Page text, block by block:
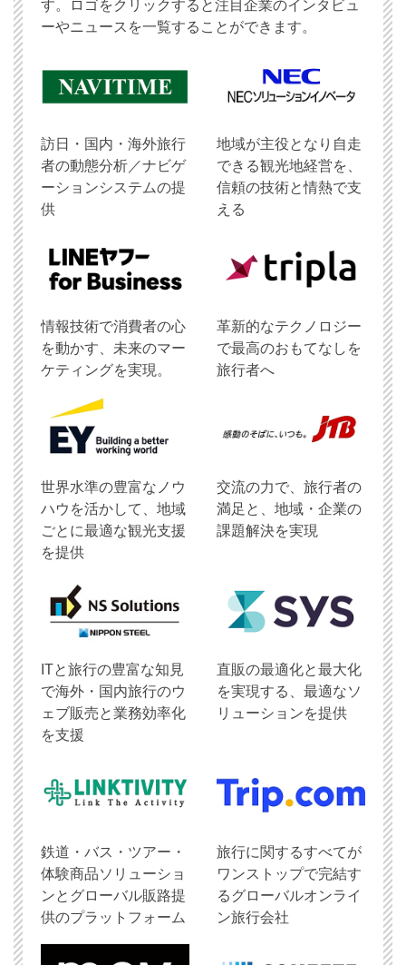
す。ロゴをクリックすると注目企業のインタビュ
ーやニュースを一覧することができます。
訪日・国内・海外旅行
者の動態分析／ナビゲ
ーションシステムの提
供
地域が主役となり自走
できる観光地経営を、
信頼の技術と情熱で支
える
情報技術で消費者の心
を動かす、未来のマー
ケティングを実現。
革新的なテクノロジー
で最高のおもてなしを
旅行者へ
世界水準の豊富なノウ
ハウを活かして、地域
ごとに最適な観光支援
を提供
交流の力で、旅行者の
満足と、地域・企業の
課題解決を実現
ITと旅行の豊富な知見
で海外・国内旅行のウ
ェブ販売と業務効率化
を支援
直販の最適化と最大化
を実現する、最適なソ
リューションを提供
鉄道・バス・ツアー・
体験商品ソリューショ
ンとグローバル販路提
供のプラットフォーム
旅行に関するすべてが
ワンストップで完結す
るグローバルオンライ
ン旅行会社